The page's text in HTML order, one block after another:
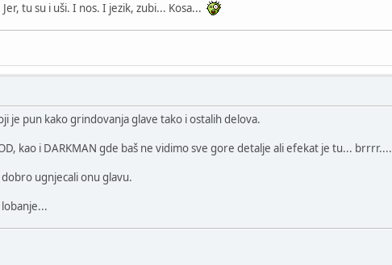
tu su i uši. I nos. I jezik, zubi... Kosa...
je pun kako grindovanja glave tako i ostalih delova.
kao i DARKMAN gde baš ne vidimo sve gore detalje ali efekat je tu... brrrr....
dobro ugnjecali onu glavu.